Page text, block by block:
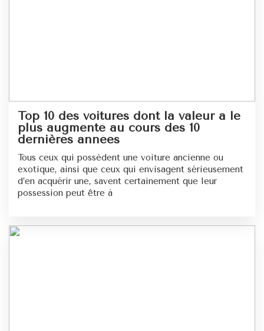
Top 10 des voitures dont la valeur a le
plus augmenté au cours des 10
dernières années
Tous ceux qui possèdent une voiture ancienne ou
exotique, ainsi que ceux qui envisagent sérieusement
d’en acquérir une, savent certainement que leur
possession peut être à